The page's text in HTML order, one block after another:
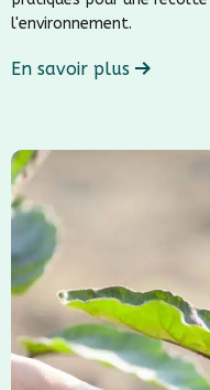
l'environnement.
En savoir plus